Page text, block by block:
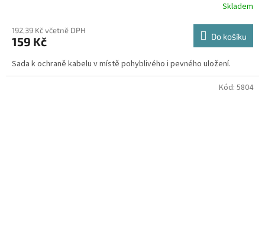
Skladem
192,39 Kč včetně DPH
159 Kč Do košíku
Sada k ochraně kabelu v místě pohyblivého i pevného uložení.
Kód: 5804